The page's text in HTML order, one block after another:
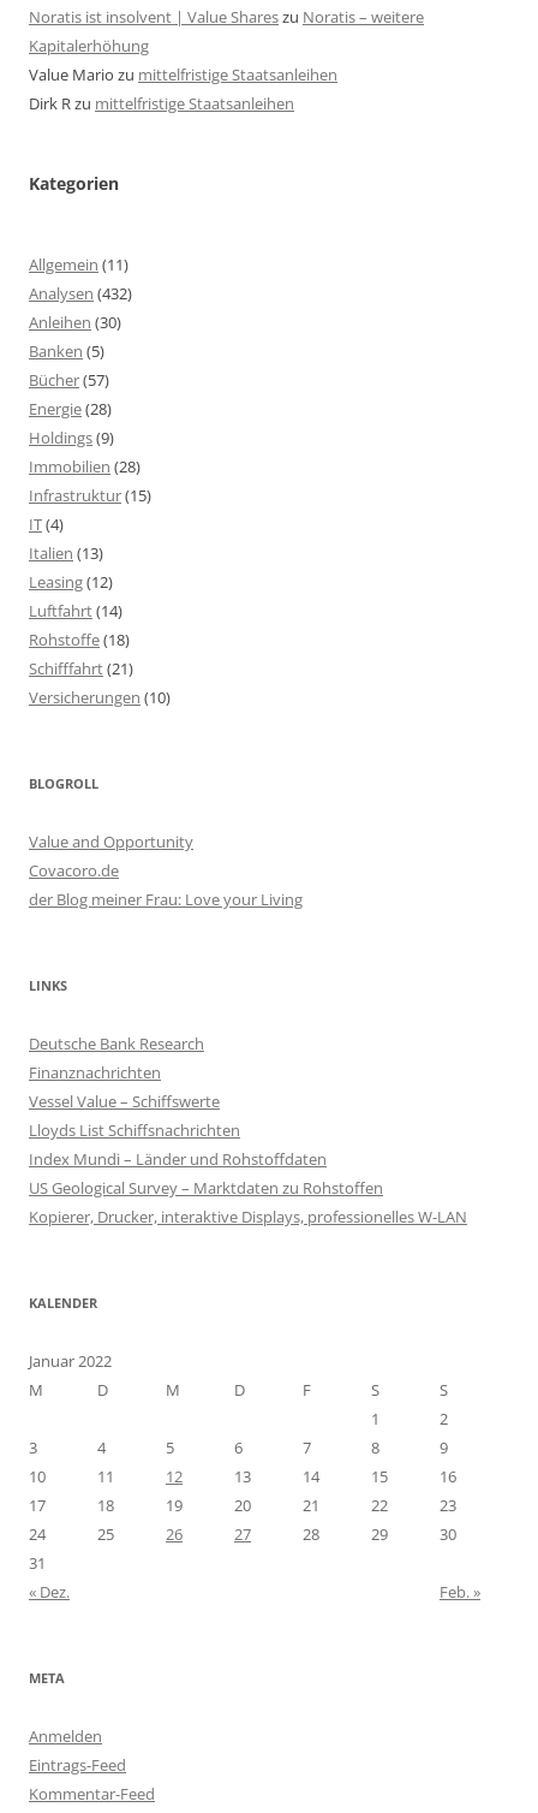
Noratis ist insolvent | Value Shareszu Noratis – weitere
Kapitalerhöhung
Value Mario zu mittelfristige Staatsanleihen
Dirk Rzu mittelfristige Staatsanleihen
Kategorien
Allgemein (11)
Analysen (432)
Anleihen (30)
Banken (5)
Bücher(57)
Energie(28)
Holdings(9)
Immobilien (28)
Infrastruktur(15)
IT(4)
Italien (13)
Leasing(12)
Luftfahrt(14)
Rohstoffe(18)
Schifffahrt(21)
Versicherungen (10)
BLOGROLL
Value and Opportunity
Covacoro.de
der Blog meiner Frau: Love your Living
LINKS
Deutsche Bank Research
Finanznachrichten
Vessel Value – Schiffswerte
Lloyds List Schiffsnachrichten
Index Mundi – Länder und Rohstoffdaten
US Geological Survey – Marktdaten zu Rohstoffen
Kopierer, Drucker, interaktive Displays, professionelles W-LAN
KALENDER
Januar 2022
M
D M D F S
S
1
2
3
4 5 6 7 8
9
10
11 12 13 14 15
16
17
18 19 20 21 22
23
24
25 26 27 28 29
30
31
« Dez.
Feb. »
META
Anmelden
Eintrags-Feed
Kommentar-Feed